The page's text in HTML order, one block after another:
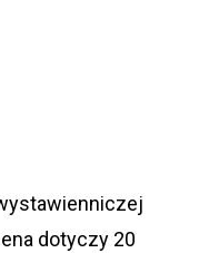
dotyczy 20